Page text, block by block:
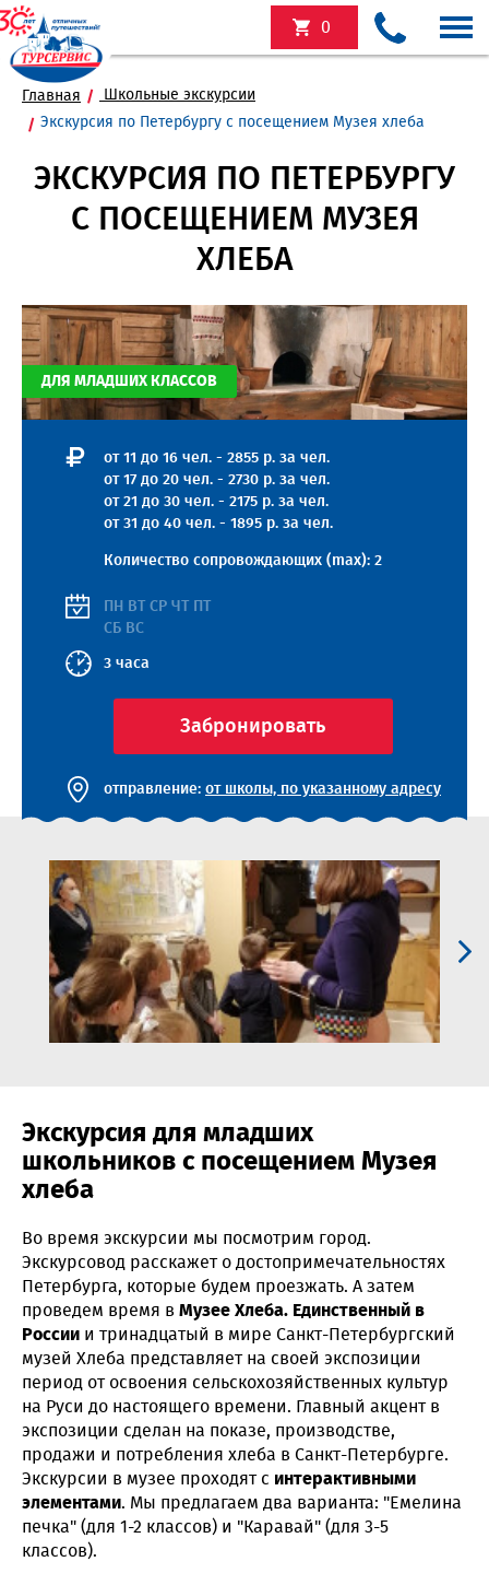
0
Главная
Школьные экскурсии
Экскурсия по Петербургу с посещением Музея хлеба
ЭКСКУРСИЯ ПО ПЕТЕРБУРГУ
С ПОСЕЩЕНИЕМ МУЗЕЯ
ХЛЕБА
ДЛЯ МЛАДШИХ КЛАССОВ
от 11 до 16 чел. - 2855 р. за чел.
от 17 до 20 чел. - 2730 р. за чел.
от 21 до 30 чел. - 2175 р. за чел.
от 31 до 40 чел. - 1895 р. за чел.
Количество сопровождающих (max): 2
ПН ВТ СР ЧТ ПТ
СБ ВС
3 часа
Забронировать
отправление: от школы, по указанному адресу
Экскурсия для младших
школьников с посещением Музея
хлеба
Во время экскурсии мы посмотрим город.
Экскурсовод расскажет о достопримечательностях
Петербурга, которые будем проезжать. А затем
проведем время в Музее Хлеба. Единственный в
России и тринадцатый в мире Санкт-Петербургский
музей Хлеба представляет на своей экспозиции
период от освоения сельскохозяйственных культур
на Руси до настоящего времени. Главный акцент в
экспозиции сделан на показе, производстве,
продажи и потребления хлеба в Санкт-Петербурге.
Экскурсии в музее проходят с интерактивными
элементами. Мы предлагаем два варианта: "Емелина
печка" (для 1-2 классов) и "Каравай" (для 3-5
классов).